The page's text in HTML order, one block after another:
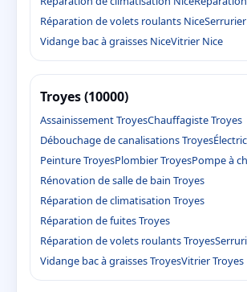
Réparation de volets roulants Nice
Vidange bac à graisses NiceVitrier Nice
Troyes (10000)
Assainissement TroyesChauffagiste Troyes
Débouchage de canalisations Troyes
Peinture TroyesPlombier TroyesPompe à
Rénovation de salle de bain Troyes
Réparation de climatisation Troyes
Réparation de fuites Troyes
Réparation de volets roulants Troyes
Vidange bac à graisses TroyesVitrier Troyes